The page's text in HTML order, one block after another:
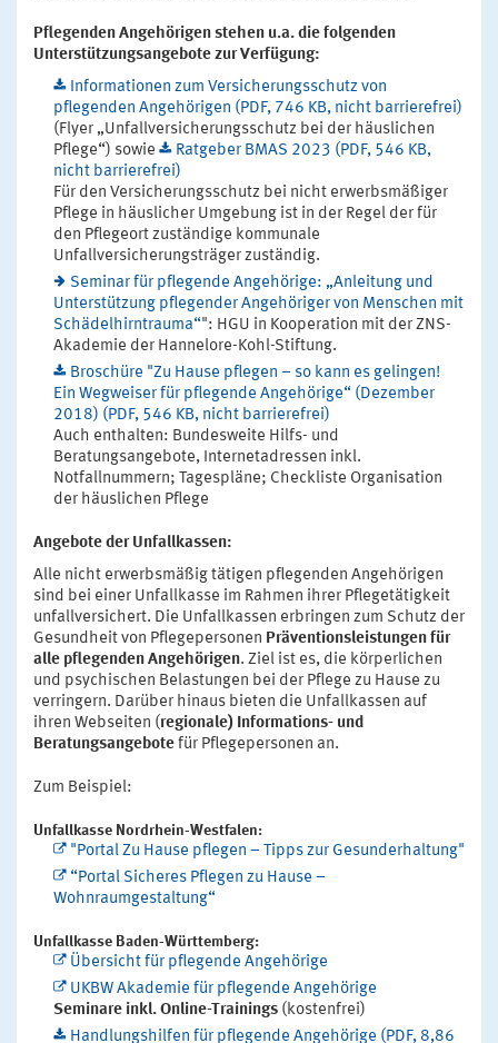
Pflegenden Angehörigen stehen u.a. die folgenden
Unterstützungsangebote zur Verfügung:
Informationen zum Versicherungsschutz von
pflegenden Angehörigen (PDF, 746 KB, nicht barrierefrei)
(Flyer „Unfallversicherungsschutz bei der häuslichen
Pflege“) sowie
Ratgeber BMAS 2023 (PDF, 546 KB,
nicht barrierefrei)
Für den Versicherungsschutz bei nicht erwerbsmäßiger
Pflege in häuslicher Umgebung ist in der Regel der für
den Pflegeort zuständige kommunale
Unfallversicherungsträger zuständig.
Seminar für pflegende Angehörige: „Anleitung und
Unterstützung pflegender Angehöriger von Menschen mit
Schädelhirntrauma“": HGU in Kooperation mit der ZNS-
Akademie der Hannelore-Kohl-Stiftung.
Broschüre "Zu Hause pflegen – so kann es gelingen!
Ein Wegweiser für pflegende Angehörige“ (Dezember
2018) (PDF, 546 KB, nicht barrierefrei)
Auch enthalten: Bundesweite Hilfs- und
Beratungsangebote, Internetadressen inkl.
Notfallnummern; Tagespläne; Checkliste Organisation
der häuslichen Pflege
Angebote der Unfallkassen:
Alle nicht erwerbsmäßig tätigen pflegenden Angehörigen
sind bei einer Unfallkasse im Rahmen ihrer Pflegetätigkeit
unfallversichert. Die Unfallkassen erbringen zum Schutz der
Gesundheit von Pflegepersonen Präventionsleistungen für
alle pflegenden Angehörigen. Ziel ist es, die körperlichen
und psychischen Belastungen bei der Pflege zu Hause zu
verringern. Darüber hinaus bieten die Unfallkassen auf
ihren Webseiten (regionale) Informations- und
Beratungsangebote für Pflegepersonen an.
Zum Beispiel:
Unfallkasse Nordrhein-Westfalen:
"Portal Zu Hause pflegen – Tipps zur Gesunderhaltung"
“Portal Sicheres Pflegen zu Hause –
Wohnraumgestaltung“
Unfallkasse Baden-Württemberg:
Übersicht für pflegende Angehörige
UKBW Akademie für pflegende Angehörige
Seminare inkl. Online-Trainings (kostenfrei)
Handlungshilfen für pflegende Angehörige (PDF, 8,86